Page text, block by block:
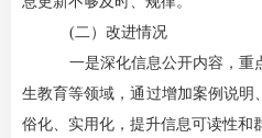
(二） 改进情况
一是深化信息公开内容，重
生教育等领域，通过增加案例说明
俗化、实用化，提升信息可读性和